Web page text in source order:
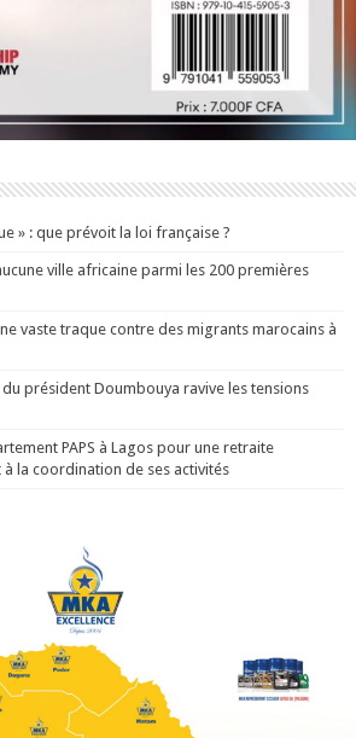
» : que prévoit la loi française ?
ville africaine parmi les 200 premières
vaste traque contre des migrants marocains à
du président Doumbouya ravive les tensions
PAPS à Lagos pour une retraite
la coordination de ses activités